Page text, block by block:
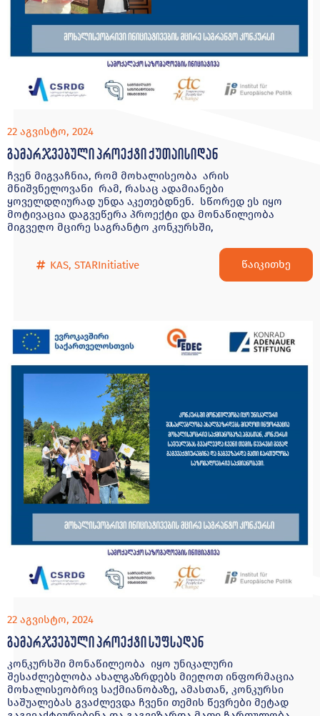
22 აგვისტო, 2024
გამარჯვებული პროექტი ქუთაისიდან
ჩვენ მიგვაჩნია, რომ მოხალისეობა არის
მნიშვნელოვანი რამ, რასაც ადამიანები
ყოველდღიურად უნდა აკეთებდნენ. სწორედ ეს იყო
მოტივაცია დაგვეწერა პროექტი და მონაწილეობა
მიგვეღო მცირე საგრანტო კონკურსში,
KAS, STARInitiative წაიკითხე
22 აგვისტო, 2024
გამარჯვებული პროექტი სუფსადან
კონკურსში მონაწილეობა იყო უნიკალური
შესაძლებლობა ახალგაზრდებს მიეღოთ ინფორმაცია
მოხალისეობრივ საქმიანობაზე, ამასთან, კონკურსი
საშუალებას გვაძლევდა ჩვენი თემის წევრები მეტად